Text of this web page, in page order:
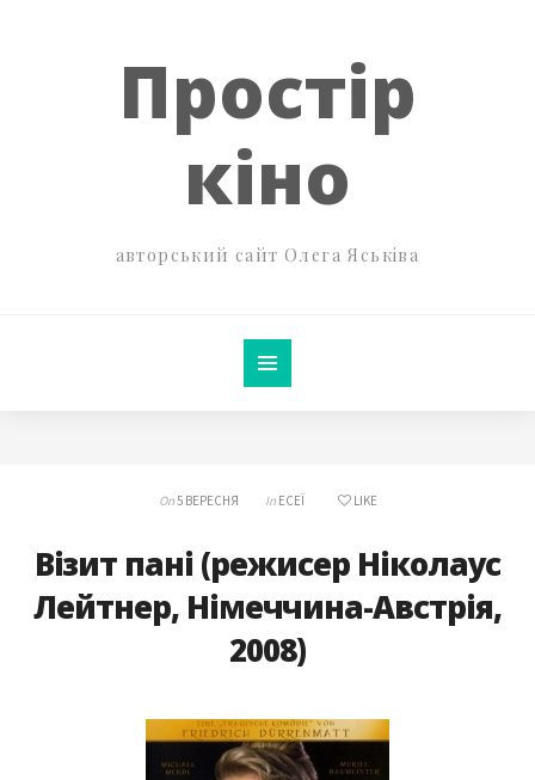
Простір
кіно
авторський сайт Олега Яськіва
On5 ВЕРЕСНЯ In ЕСЕЇ LIKE
Візит пані (режисер Ніколаус
Лейтнер, Німеччина-Австрія,
2008)